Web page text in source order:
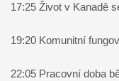
17:25 Život v Kanadě
19:20 Komunitní
22:05 Pracovní doba